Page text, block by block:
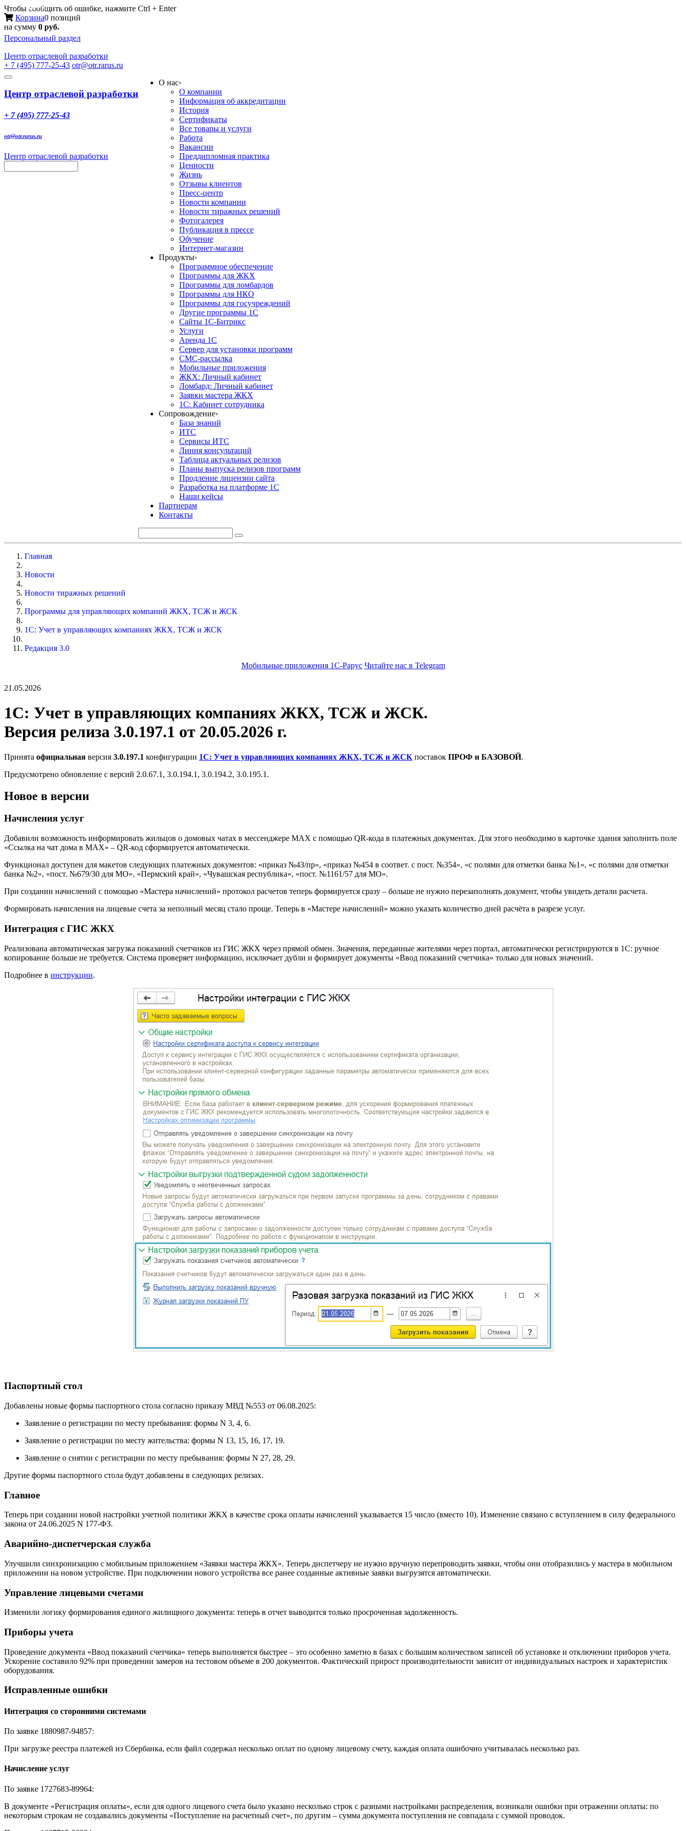
Чтобы сообщить об ошибке, нажмите Ctrl + Enter
Корзина0 позиций
на сумму 0 руб.
Персональный раздел
Центр отраслевой разработки
+ 7 (495) 777-25-43 otr@otr.rarus.ru
Toggle
Меню
Центр отраслевой разработки
+ 7 (495) 777-25-43
otr@otr.rarus.ru
Центр отраслевой разработки
О нас›
О компании
Информация об аккредитации
История
Сертификаты
Все товары и услуги
Работа
Вакансии
Преддипломная практика
Ценности
Жизнь
Отзывы клиентов
Пресс-центр
Новости компании
Новости тиражных решений
Фотогалерея
Публикация в прессе
Обучение
Интернет-магазин
Продукты›
Программное обеспечение
Программы для ЖКХ
Программы для ломбардов
Программы для НКО
Программы для госучреждений
Другие программы 1С
Сайты 1С-Битрикс
Услуги
Аренда 1С
Сервер для установки программ
СМС-рассылка
Мобильные приложения
ЖКХ: Личный кабинет
Ломбард: Личный кабинет
Заявки мастера ЖКХ
1С: Кабинет сотрудника
Сопровождение›
База знаний
ИТС
Сервисы ИТС
Линия консультаций
Таблица актуальных релизов
Планы выпуска релизов программ
Продление лицензии сайта
Разработка на платформе 1С
Наши кейсы
Партнерам
Контакты
Главная
Новости
Новости тиражных решений
Программы для управляющих компаний ЖКХ, ТСЖ и ЖСК
1С: Учет в управляющих компаниях ЖКХ, ТСЖ и ЖСК
Редакция 3.0
Мобильные приложения 1С-Рарус Читайте нас в Telegram
21.05.2026
1С: Учет в управляющих компаниях ЖКХ, ТСЖ и ЖСК.
Версия релиза 3.0.197.1 от 20.05.2026 г.
Принята официальная версия 3.0.197.1 конфигурации 1С: Учет в управляющих компаниях ЖКХ, ТСЖ и ЖСК поставок ПРОФ и БАЗОВОЙ.
Предусмотрено обновление с версий 2.0.67.1, 3.0.194.1, 3.0.194.2, 3.0.195.1.
Новое в версии
Начисления услуг
Добавили возможность информировать жильцов о домовых чатах в мессенджере MAX с помощью QR-кода в платежных документах. Для этого необходимо в карточке здания заполнить поле
«Ссылка на чат дома в MAX» – QR-код сформируется автоматически.
Функционал доступен для макетов следующих платежных документов: «приказ №43/пр», «приказ №454 в соответ. с пост. №354», «с полями для отметки банка №1», «с полями для отметки
банка №2», «пост. №679/30 для МО», «Пермский край», «Чувашская республика», «пост. №1161/57 для МО».
При создании начислений с помощью «Мастера начислений» протокол расчетов теперь формируется сразу – больше не нужно перезаполнять документ, чтобы увидеть детали расчета.
Формировать начисления на лицевые счета за неполный месяц стало проще. Теперь в «Мастере начислений» можно указать количество дней расчёта в разрезе услуг.
Интеграция с ГИС ЖКХ
Реализована автоматическая загрузка показаний счетчиков из ГИС ЖКХ через прямой обмен. Значения, переданные жителями через портал, автоматически регистрируются в 1С: ручное
копирование больше не требуется. Система проверяет информацию, исключает дубли и формирует документы «Ввод показаний счетчика» только для новых значений.
Подробнее в инструкции.
Паспортный стол
Добавлены новые формы паспортного стола согласно приказу МВД №553 от 06.08.2025:
Заявление о регистрации по месту пребывания: формы N 3, 4, 6.
Заявление о регистрации по месту жительства: формы N 13, 15, 16, 17, 19.
Заявление о снятии с регистрации по месту пребывания: формы N 27, 28, 29.
Другие формы паспортного стола будут добавлены в следующих релизах.
Главное
Теперь при создании новой настройки учетной политики ЖКХ в качестве срока оплаты начислений указывается 15 число (вместо 10). Изменение связано с вступлением в силу федерального
закона от 24.06.2025 N 177-ФЗ.
Аварийно-диспетчерская служба
Улучшили синхронизацию с мобильным приложением «Заявки мастера ЖКХ». Теперь диспетчеру не нужно вручную перепроводить заявки, чтобы они отобразились у мастера в мобильном
приложении на новом устройстве. При подключении нового устройства все ранее созданные активные заявки выгрузятся автоматически.
Управление лицевыми счетами
Изменили логику формирования единого жилищного документа: теперь в отчет выводится только просроченная задолженность.
Приборы учета
Проведение документа «Ввод показаний счетчика» теперь выполняется быстрее – это особенно заметно в базах с большим количеством записей об установке и отключении приборов учета.
Ускорение составило 92% при проведении замеров на тестовом объеме в 200 документов. Фактический прирост производительности зависит от индивидуальных настроек и характеристик
оборудования.
Исправленные ошибки
Интеграция со сторонними системами
По заявке 1880987-94857:
При загрузке реестра платежей из Сбербанка, если файл содержал несколько оплат по одному лицевому счету, каждая оплата ошибочно учитывалась несколько раз.
Начисление услуг
По заявке 1727683-89964:
В документе «Регистрация оплаты», если для одного лицевого счета было указано несколько строк с разными настройками распределения, возникали ошибки при отражении оплаты: по
некоторым строкам не создавались документы «Поступление на расчетный счет», по другим – сумма документа поступления не совпадала с суммой проводок.